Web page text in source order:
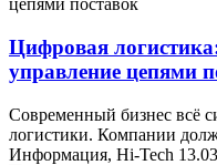
Цифровая
управление цепями
Современный бизнес всё
логистики. Компании
Информация, Hi-Tech